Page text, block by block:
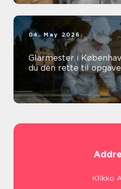
04. May 2026
Glarmester i
du den rette til